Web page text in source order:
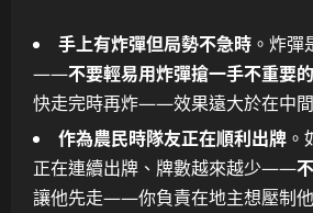
手上有炸彈但局勢不急時 。炸彈
——不要輕易用炸彈搶一手不重要
快走完時再炸——效果遠大於在中間
作為農民時隊友正在順利出牌
正在連續出牌、牌數越來越少——
讓他先走——你負責在地主想壓制